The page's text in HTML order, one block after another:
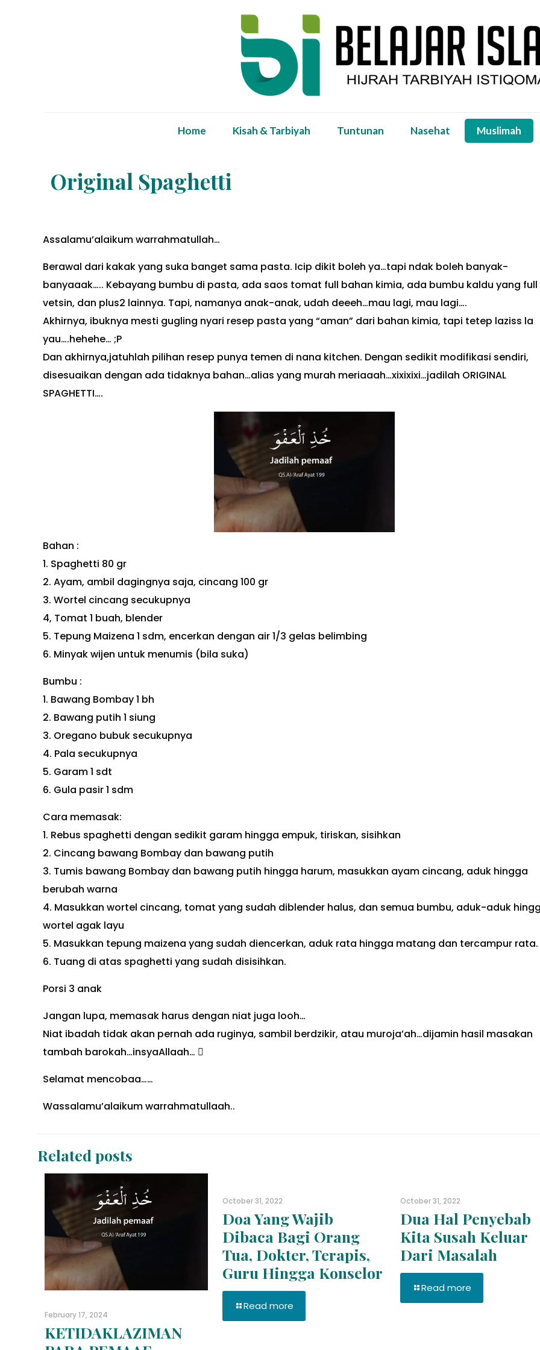
Home Kisah & Tarbiyah Tuntunan Nasehat Muslimah
Original Spaghetti
Assalamu’alaikum warrahmatullah…
Berawal dari kakak yang suka banget sama pasta. Icip dikit boleh ya…tapi ndak boleh banyak-
banyaaak….. Kebayang bumbu di pasta, ada saos tomat full bahan kimia, ada bumbu kaldu yang full
vetsin, dan plus2 lainnya. Tapi, namanya anak-anak, udah deeeh…mau lagi, mau lagi….
Akhirnya, ibuknya mesti gugling nyari resep pasta yang “aman” dari bahan kimia, tapi tetep laziss la
yau….hehehe… ;P
Dan akhirnya,jatuhlah pilihan resep punya temen di nana kitchen. Dengan sedikit modifikasi sendiri,
disesuaikan dengan ada tidaknya bahan…alias yang murah meriaaah…xixixixi…jadilah ORIGINAL
SPAGHETTI….
Bahan :
1. Spaghetti 80 gr
2. Ayam, ambil dagingnya saja, cincang 100 gr
3. Wortel cincang secukupnya
4, Tomat 1 buah, blender
5. Tepung Maizena 1 sdm, encerkan dengan air 1/3 gelas belimbing
6. Minyak wijen untuk menumis (bila suka)
Bumbu :
1. Bawang Bombay 1 bh
2. Bawang putih 1 siung
3. Oregano bubuk secukupnya
4. Pala secukupnya
5. Garam 1 sdt
6. Gula pasir 1 sdm
Cara memasak:
1. Rebus spaghetti dengan sedikit garam hingga empuk, tiriskan, sisihkan
2. Cincang bawang Bombay dan bawang putih
3. Tumis bawang Bombay dan bawang putih hingga harum, masukkan ayam cincang, aduk hingga
berubah warna
4. Masukkan wortel cincang, tomat yang sudah diblender halus, dan semua bumbu, aduk-aduk
wortel agak layu
5. Masukkan tepung maizena yang sudah diencerkan, aduk rata hingga matang dan tercampur rata.
6. Tuang di atas spaghetti yang sudah disisihkan.
Porsi 3 anak
Jangan lupa, memasak harus dengan niat juga looh…
Niat ibadah tidak akan pernah ada ruginya, sambil berdzikir, atau muroja’ah…dijamin hasil masakan
tambah barokah…insyaAllaah… 
Selamat mencobaa……
Wassalamu’alaikum warrahmatullaah..
Related posts
February 17, 2024
KETIDAKLAZIMAN
October 31, 2022
Doa Yang Wajib
Dibaca Bagi Orang
Tua, Dokter, Terapis,
Guru Hingga Konselor
Read more
October 31, 2022
Dua Hal Penyebab
Kita Susah Keluar
Dari Masalah
Read more